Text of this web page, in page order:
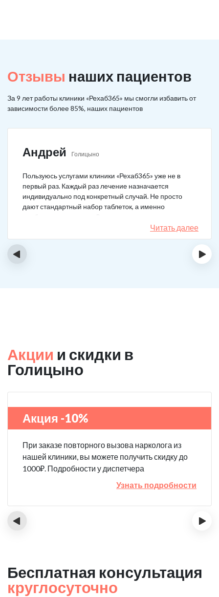
Отзывы наших пациентов
За 9 лет работы клиники «Рехаб365» мы смогли избавить от
зависимости более 85%, наших пациентов
Андрей Голицыно
Пользуюсь услугами клиники «Рехаб365» уже не в
первый раз. Каждый раз лечение назначается
индивидуально под конкретный случай. Не просто
дают стандартный набор таблеток, а именно
подбирается лечение. Специально сравнил
назначения, они отличаются. Клиника делает скидку
на последующие вызовы за оставленный отзыв! Я
Читать далее
‹ ›
Акции и скидки в
Голицыно
Акция -10%
При заказе повторного вызова нарколога из
нашей клиники, вы можете получить скидку до
1000₽. Подробности у диспетчера
Узнать подробности
‹ ›
Бесплатная консультация
круглосуточно